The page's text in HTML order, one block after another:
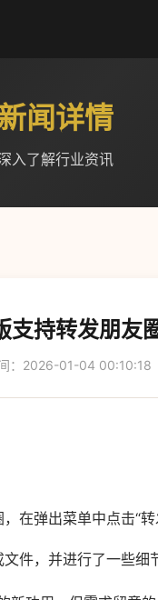
闻详情
入了解行业资讯
支持转发朋友
：2026-01-04 00:10:18
在弹出菜单中点击“转
件，并进行了一些细